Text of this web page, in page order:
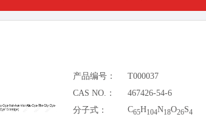
产品编号：
T000037
CAS NO.：
467426-54-6
分子式：
C65H104N18O26S4